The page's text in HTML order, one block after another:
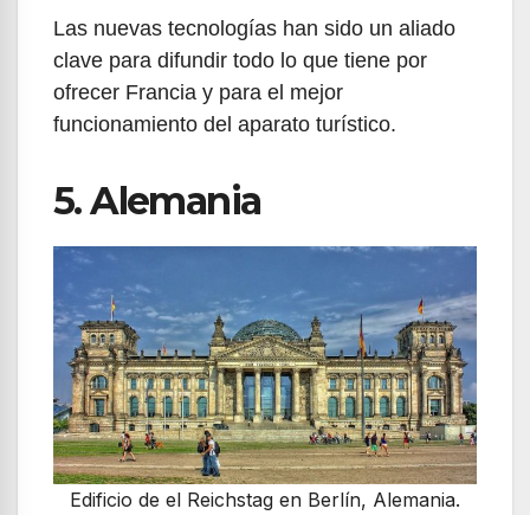
Las nuevas tecnologías han sido un aliado
clave para difundir todo lo que tiene por
ofrecer Francia y para el mejor
funcionamiento del aparato turístico.
5. Alemania
Edificio de el Reichstag en Berlín, Alemania.